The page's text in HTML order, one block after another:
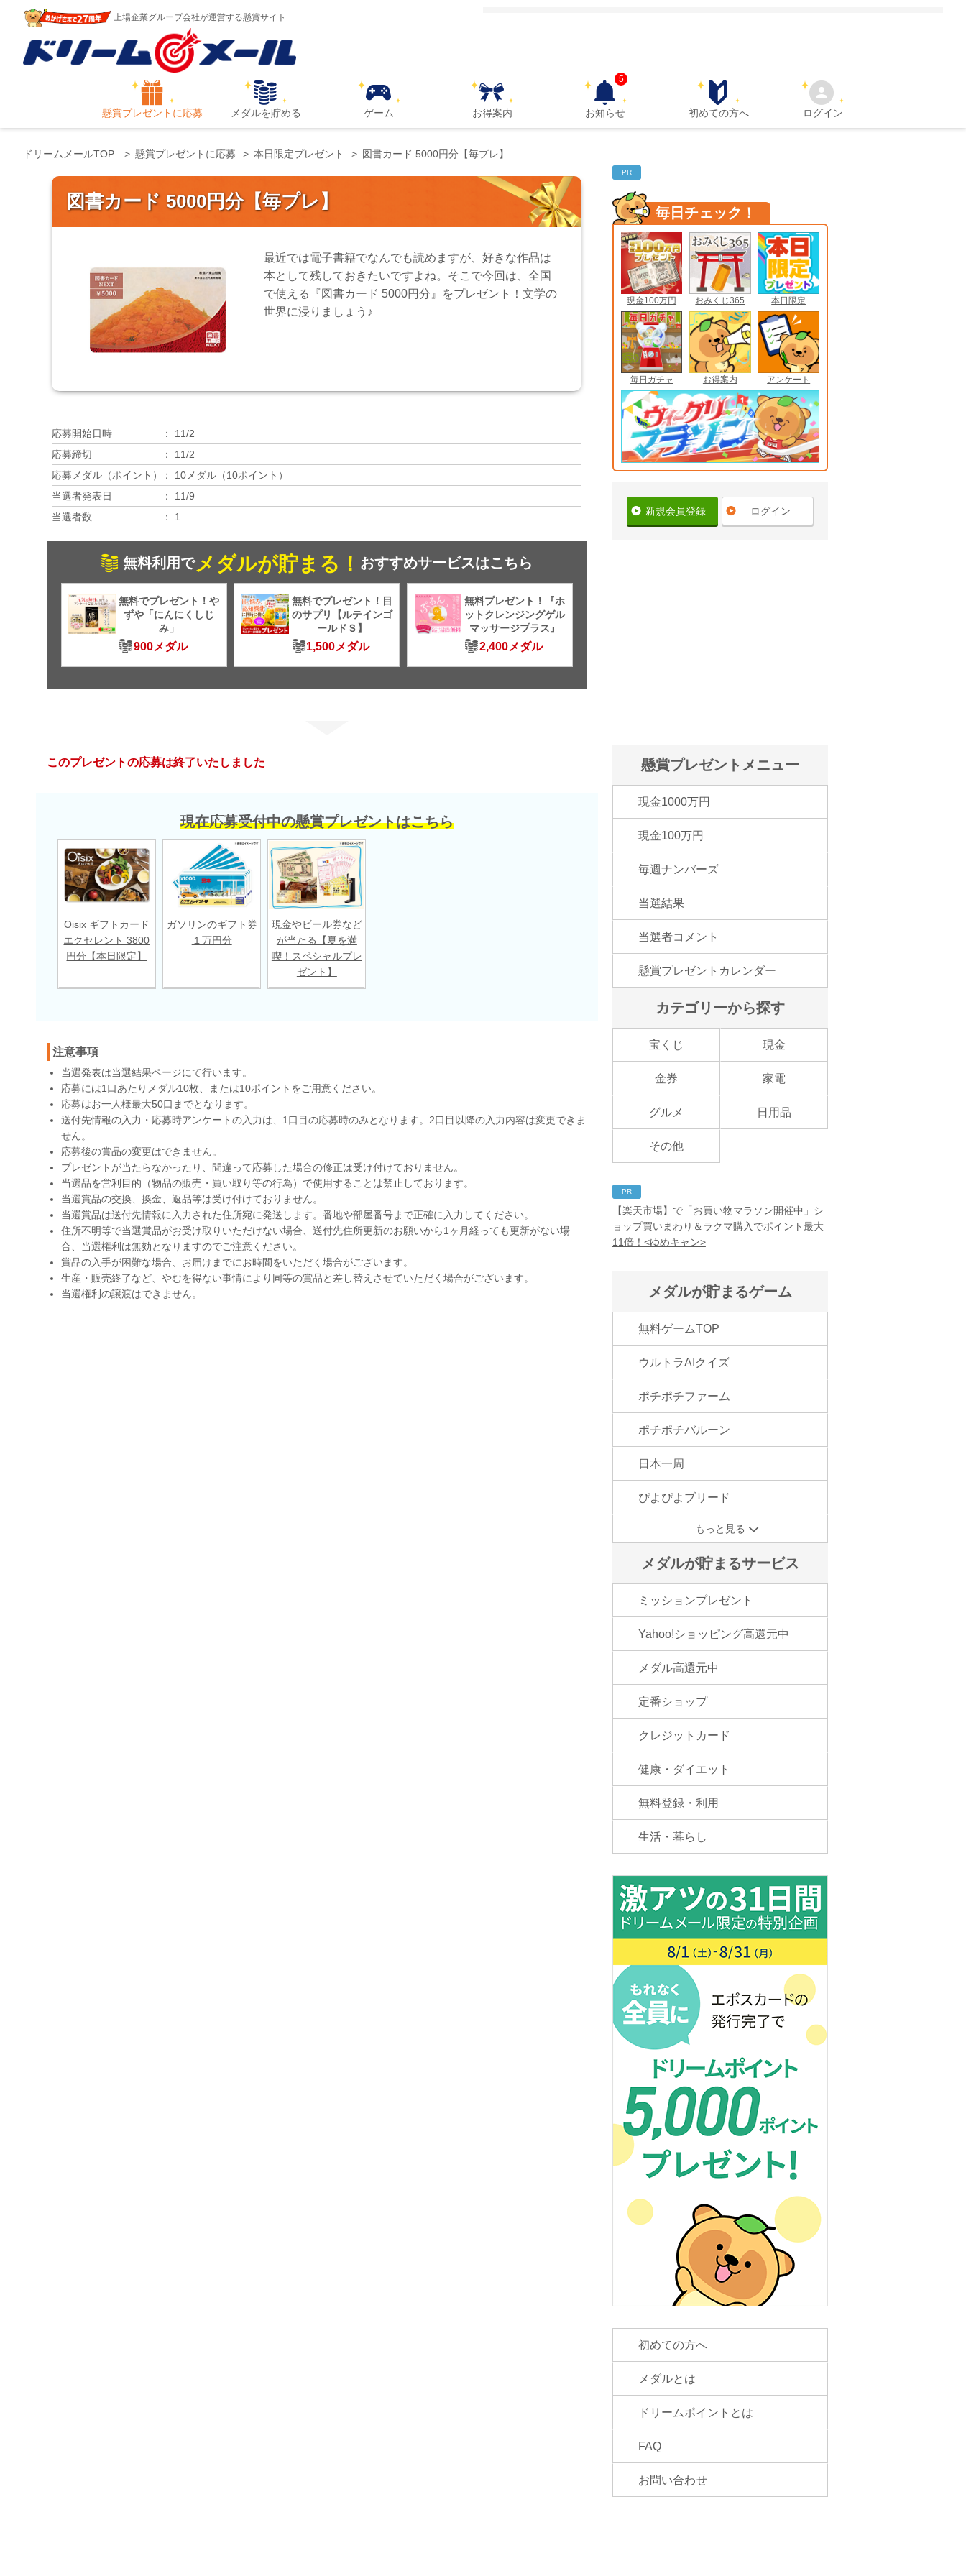
上場企業グループ会社が運営する懸賞サイト
懸賞プレゼントに応募 メダルを貯める ゲーム お得案内 お知らせ
5
初めての方へ ログイン
ドリームメールTOP 懸賞プレゼントに応募 本日限定プレゼント 図書カード 5000円分【毎プレ】
図書カード 5000円分【毎プレ】
最近では電子書籍でなんでも読めますが、好きな作品は
本として残しておきたいですよね。そこで今回は、全国
で使える『図書カード 5000円分』をプレゼント！文学の
世界に浸りましょう♪
応募開始日時
11/2
応募締切
11/2
応募メダル（ポイント）
10メダル（10ポイント）
当選者発表日
11/9
当選者数
1
無料利用でメダルが貯まる！ おすすめサービスはこちら
無料でプレゼント！や
ずや「にんにくしじ
み」
900メダル
無料でプレゼント！目
のサプリ【ルテインゴ
ールドＳ】
1,500メダル
無料プレゼント！『ホ
ットクレンジングゲル
マッサージプラス』
2,400メダル
このプレゼントの応募は終了いたしました
現在応募受付中の懸賞プレゼントはこちら
Oisix ギフトカード
エクセレント 3800
円分【本日限定】
ガソリンのギフト券
１万円分
現金やビール券など
が当たる【夏を満
喫！スペシャルプレ
ゼント】
注意事項
当選発表は当選結果ページにて行います。
応募には1口あたりメダル10枚、または10ポイントをご用意ください。
応募はお一人様最大50口までとなります。
送付先情報の入力・応募時アンケートの入力は、1口目の応募時のみとなります。2口目以降の入力内容は変更できま
せん。
応募後の賞品の変更はできません。
プレゼントが当たらなかったり、間違って応募した場合の修正は受け付けておりません。
当選品を営利目的（物品の販売・買い取り等の行為）で使用することは禁止しております。
当選賞品の交換、換金、返品等は受け付けておりません。
当選賞品は送付先情報に入力された住所宛に発送します。番地や部屋番号まで正確に入力してください。
住所不明等で当選賞品がお受け取りいただけない場合、送付先住所更新のお願いから1ヶ月経っても更新がない場
合、当選権利は無効となりますのでご注意ください。
賞品の入手が困難な場合、お届けまでにお時間をいただく場合がございます。
生産・販売終了など、やむを得ない事情により同等の賞品と差し替えさせていただく場合がございます。
当選権利の譲渡はできません。
PR
毎日チェック！
現金100万円 おみくじ365 本日限定
毎日ガチャ お得案内 アンケート
新規会員登録 ログイン
懸賞プレゼントメニュー
現金1000万円
現金100万円
毎週ナンバーズ
当選結果
当選者コメント
懸賞プレゼントカレンダー
カテゴリーから探す
宝くじ 現金
金券 家電
グルメ 日用品
その他
PR
【楽天市場】で「お買い物マラソン開催中」シ
ョップ買いまわり＆ラクマ購入でポイント最大
11倍！<ゆめキャン>
メダルが貯まるゲーム
無料ゲームTOP
ウルトラAIクイズ
ポチポチファーム
ポチポチバルーン
日本一周
ぴよぴよブリード
もっと見る
メダルが貯まるサービス
ミッションプレゼント
Yahoo!ショッピング高還元中
メダル高還元中
定番ショップ
クレジットカード
健康・ダイエット
無料登録・利用
生活・暮らし
初めての方へ
メダルとは
ドリームポイントとは
FAQ
お問い合わせ